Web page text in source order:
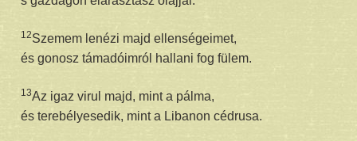
12Szemem lenézi majd ellenségeimet,
és gonosz támadóimról hallani fog fülem.
13Az igaz virul majd, mint a pálma,
és terebélyesedik, mint a Libanon cédrusa.